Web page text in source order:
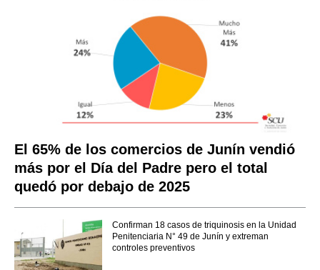
El 65% de los comercios de Junín vendió
más por el Día del Padre pero el total
quedó por debajo de 2025
Confirman 18 casos de triquinosis en la Unidad
Penitenciaria N° 49 de Junín y extreman
controles preventivos